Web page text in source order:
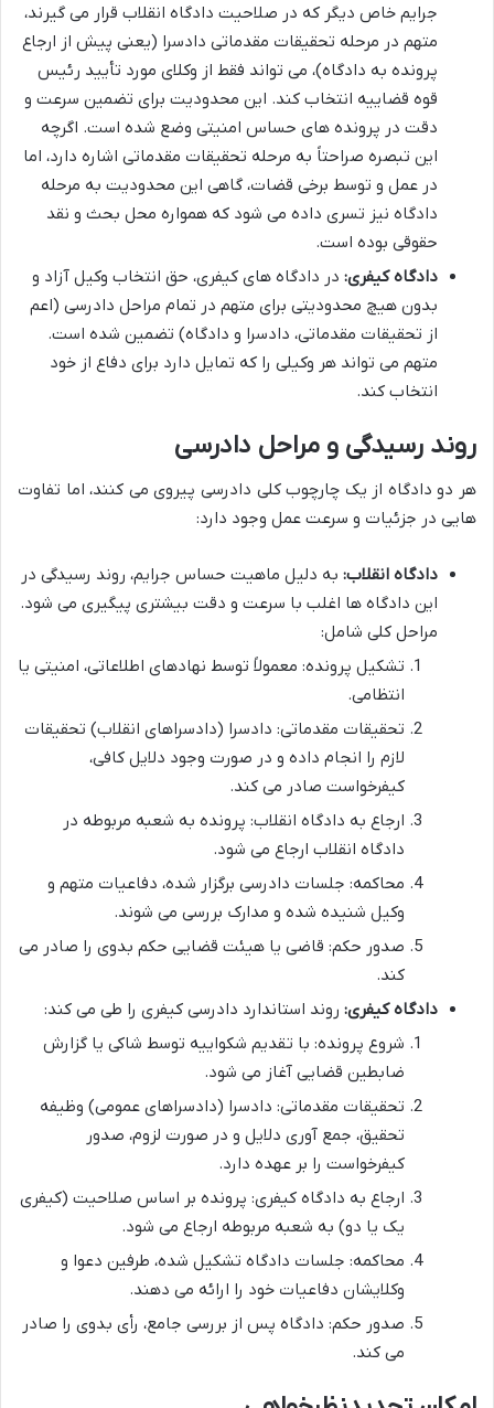
جرایم خاص دیگر که در صلاحیت دادگاه انقلاب قرار می گیرند،
متهم در مرحله تحقیقات مقدماتی دادسرا (یعنی پیش از ارجاع
پرونده به دادگاه)، می تواند فقط از وکلای مورد تأیید رئیس
قوه قضاییه انتخاب کند. این محدودیت برای تضمین سرعت و
دقت در پرونده های حساس امنیتی وضع شده است. اگرچه
این تبصره صراحتاً به مرحله تحقیقات مقدماتی اشاره دارد، اما
در عمل و توسط برخی قضات، گاهی این محدودیت به مرحله
دادگاه نیز تسری داده می شود که همواره محل بحث و نقد
حقوقی بوده است.
دادگاه کیفری: در دادگاه های کیفری، حق انتخاب وکیل آزاد و
بدون هیچ محدودیتی برای متهم در تمام مراحل دادرسی (اعم
از تحقیقات مقدماتی، دادسرا و دادگاه) تضمین شده است.
متهم می تواند هر وکیلی را که تمایل دارد برای دفاع از خود
انتخاب کند.
روند رسیدگی و مراحل دادرسی
هر دو دادگاه از یک چارچوب کلی دادرسی پیروی می کنند، اما تفاوت
هایی در جزئیات و سرعت عمل وجود دارد:
دادگاه انقلاب: به دلیل ماهیت حساس جرایم، روند رسیدگی در
این دادگاه ها اغلب با سرعت و دقت بیشتری پیگیری می شود.
مراحل کلی شامل:
تشکیل پرونده: معمولاً توسط نهادهای اطلاعاتی، امنیتی یا
انتظامی.
تحقیقات مقدماتی: دادسرا (دادسراهای انقلاب) تحقیقات
لازم را انجام داده و در صورت وجود دلایل کافی،
کیفرخواست صادر می کند.
ارجاع به دادگاه انقلاب: پرونده به شعبه مربوطه در
دادگاه انقلاب ارجاع می شود.
محاکمه: جلسات دادرسی برگزار شده، دفاعیات متهم و
وکیل شنیده شده و مدارک بررسی می شوند.
صدور حکم: قاضی یا هیئت قضایی حکم بدوی را صادر می
کند.
دادگاه کیفری: روند استاندارد دادرسی کیفری را طی می کند:
شروع پرونده: با تقدیم شکواییه توسط شاکی یا گزارش
ضابطین قضایی آغاز می شود.
تحقیقات مقدماتی: دادسرا (دادسراهای عمومی) وظیفه
تحقیق، جمع آوری دلایل و در صورت لزوم، صدور
کیفرخواست را بر عهده دارد.
ارجاع به دادگاه کیفری: پرونده بر اساس صلاحیت (کیفری
یک یا دو) به شعبه مربوطه ارجاع می شود.
محاکمه: جلسات دادگاه تشکیل شده، طرفین دعوا و
وکلایشان دفاعیات خود را ارائه می دهند.
صدور حکم: دادگاه پس از بررسی جامع، رأی بدوی را صادر
می کند.